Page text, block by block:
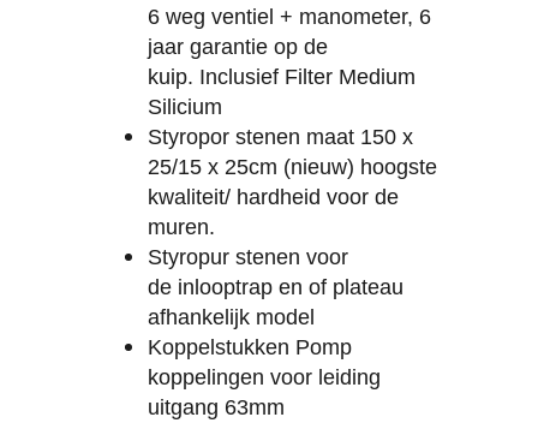
6 weg ventiel + manometer, 6
jaar garantie op de
kuip. Inclusief Filter Medium
Silicium
Styropor stenen maat 150 x
25/15 x 25cm (nieuw) hoogste
kwaliteit/ hardheid voor de
muren.
Styropur stenen voor
de inlooptrap en of plateau
afhankelijk model
Koppelstukken Pomp
koppelingen voor leiding
uitgang 63mm